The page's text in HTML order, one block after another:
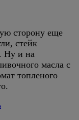
сторону еще
стейк
Ну и на
масла с
топленого